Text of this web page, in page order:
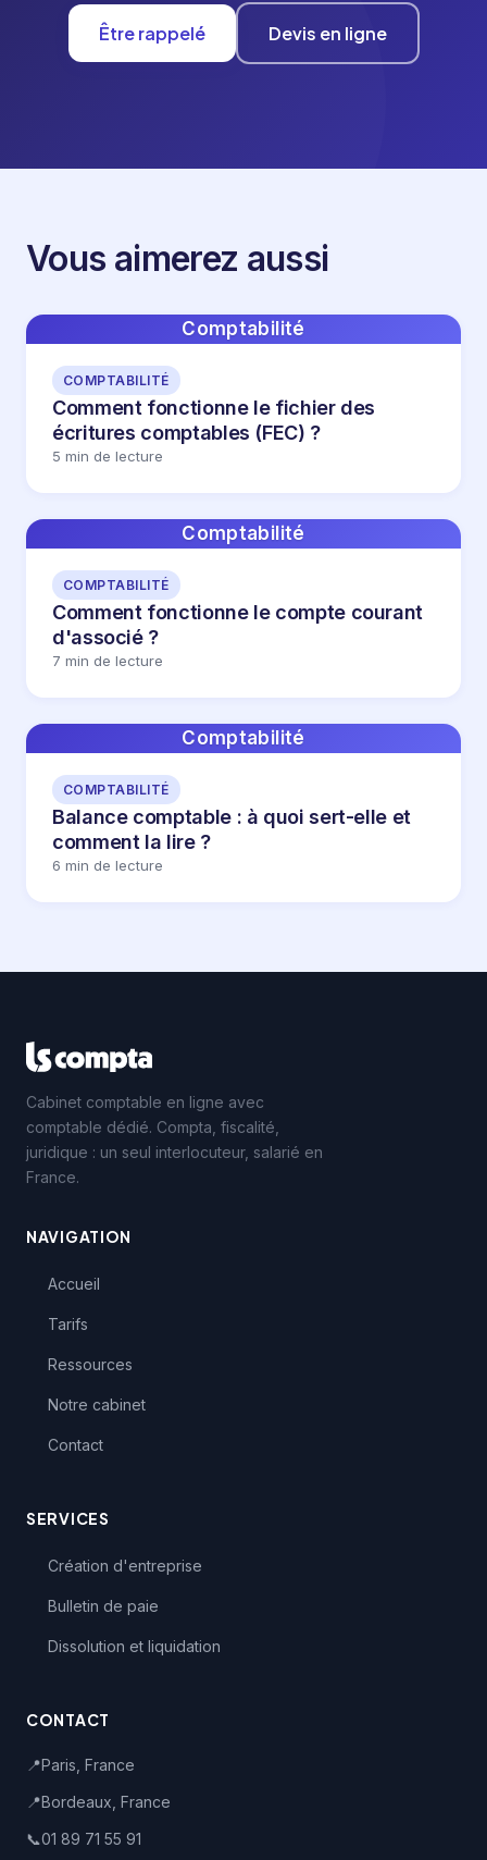
Être rappelé Devis en ligne
Vous aimerez aussi
Comptabilité
COMPTABILITÉ
Comment fonctionne le fichier des
écritures comptables (FEC) ?
5 min de lecture
Comptabilité
COMPTABILITÉ
Comment fonctionne le compte courant
d'associé ?
7 min de lecture
Comptabilité
COMPTABILITÉ
Balance comptable : à quoi sert-elle et
comment la lire ?
6 min de lecture
Cabinet comptable en ligne avec
comptable dédié. Compta, fiscalité,
juridique : un seul interlocuteur, salarié en
France.
NAVIGATION
Accueil
Tarifs
Ressources
Notre cabinet
Contact
SERVICES
Création d'entreprise
Bulletin de paie
Dissolution et liquidation
CONTACT
📍Paris, France
📍Bordeaux, France
📞01 89 71 55 91